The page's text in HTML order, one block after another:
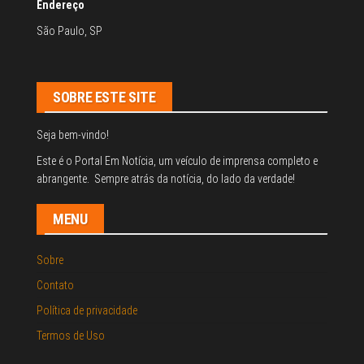
Endereço
São Paulo, SP
SOBRE ESTE SITE
Seja bem-vindo!
Este é o Portal Em Notícia, um veículo de imprensa completo e
abrangente. Sempre atrás da notícia, do lado da verdade!
MENU
Sobre
Contato
Política de privacidade
Termos de Uso